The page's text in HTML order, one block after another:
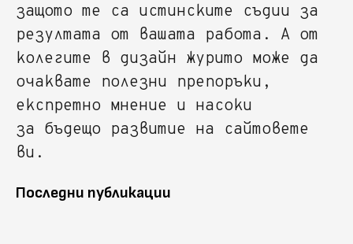
защото те са истинските съдии за
резултата от вашата работа. А от
колегите в дизайн журито може да
очаквате полезни препоръки,
експретно мнение и насоки
за бъдещо развитие на сайтовете
ви.
Последни публикации